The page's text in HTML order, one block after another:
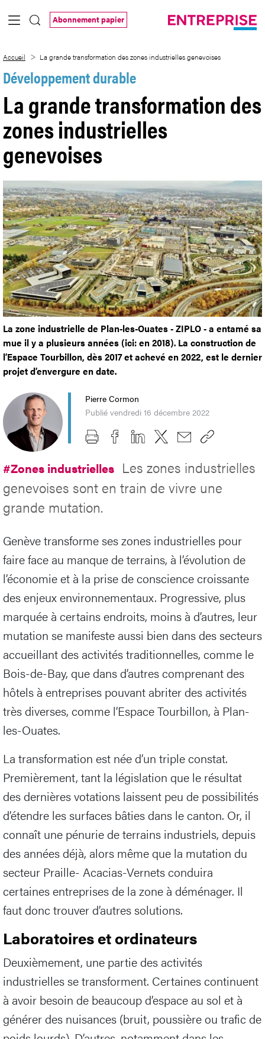
Saut au contenu principal
Abonnement papier
Accueil La grande transformation des zones industrielles genevoises
Développement durable
La grande transformation des
zones industrielles
genevoises
La zone industrielle de Plan-les-Ouates - ZIPLO - a entamé sa
mue il y a plusieurs années (ici: en 2018). La construction de
l’Espace Tourbillon, dès 2017 et achevé en 2022, est le dernier
projet d’envergure en date.
Pierre Cormon
Publié vendredi 16 décembre 2022
#Zones industrielles Les zones industrielles
genevoises sont en train de vivre une
grande mutation.
Genève transforme ses zones industrielles pour
faire face au manque de terrains, à l’évolution de
l’économie et à la prise de conscience croissante
des enjeux environnementaux. Progressive, plus
marquée à certains endroits, moins à d’autres, leur
mutation se manifeste aussi bien dans des secteurs
accueillant des activités traditionnelles, comme le
Bois-de-Bay, que dans d’autres comprenant des
hôtels à entreprises pouvant abriter des activités
très diverses, comme l’Espace Tourbillon, à Plan-
les-Ouates.
La transformation est née d’un triple constat.
Premièrement, tant la législation que le résultat
des dernières votations laissent peu de possibilités
d’étendre les surfaces bâties dans le canton. Or, il
connaît une pénurie de terrains industriels, depuis
des années déjà, alors même que la mutation du
secteur Praille- Acacias-Vernets conduira
certaines entreprises de la zone à déménager. Il
faut donc trouver d’autres solutions.
Laboratoires et ordinateurs
Deuxièmement, une partie des activités
industrielles se transforment. Certaines continuent
à avoir besoin de beaucoup d’espace au sol et à
générer des nuisances (bruit, poussière ou trafic de